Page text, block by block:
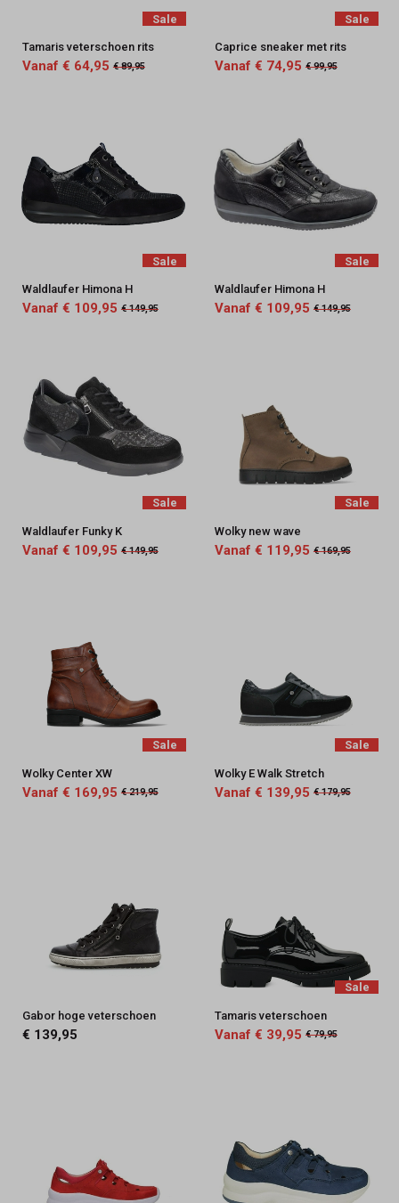
Sale
Tamaris veterschoen rits
Vanaf € 64,95 € 89,95
Sale
Caprice sneaker met rits
Vanaf € 74,95 € 99,95
Sale
Waldlaufer Himona H
Vanaf € 109,95 € 149,95
Sale
Waldlaufer Himona H
Vanaf € 109,95 € 149,95
Sale
Waldlaufer Funky K
Vanaf € 109,95 € 149,95
Sale
Wolky new wave
Vanaf € 119,95 € 169,95
Sale
Wolky Center XW
Vanaf € 169,95 € 219,95
Sale
Wolky E Walk Stretch
Vanaf € 139,95 € 179,95
Gabor hoge veterschoen
€ 139,95
Sale
Tamaris veterschoen
Vanaf € 39,95 € 79,95